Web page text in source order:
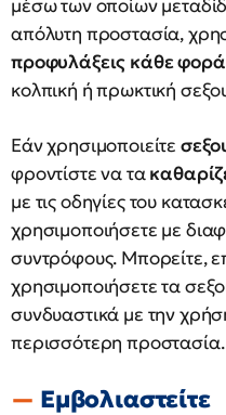
μέσω των οποίων
απόλυτη προστασία,
προφυλάξεις κάθε φορά
κολπική ή πρωκτική
Εάν χρησιμοποιείτε
φροντίστε να τα
με τις οδηγίες του
χρησιμοποιήσετε με
συντρόφους. Μπορείτε,
χρησιμοποιήσετε τα
συνδυαστικά με την
περισσότερη προστασία.
Εμβολιαστείτε